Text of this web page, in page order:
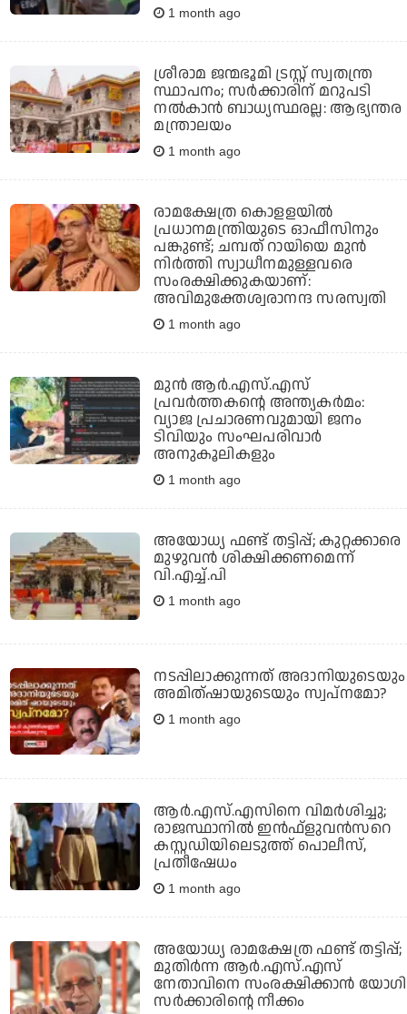
1 month ago
ശ്രീരാമ ജന്മഭൂമി ട്രസ്റ്റ് സ്വതന്ത്ര
സ്ഥാപനം; സര്‍ക്കാരിന് മറുപടി
നല്‍കാന്‍ ബാധ്യസ്ഥരല്ല: ആഭ്യന്തര
മന്ത്രാലയം
1 month ago
രാമക്ഷേത്ര കൊളളയില്‍
പ്രധാനമന്ത്രിയുടെ ഓഫീസിനും
പങ്കുണ്ട്; ചമ്പത് റായിയെ മുന്‍
നിര്‍ത്തി സ്വാധീനമുള്ളവരെ
സംരക്ഷിക്കുകയാണ്:
അവിമുക്തേശ്വരാനന്ദ സരസ്വതി
1 month ago
മുന്‍ ആര്‍.എസ്.എസ്
പ്രവര്‍ത്തകന്റെ അന്ത്യകര്‍മം:
വ്യാജ പ്രചാരണവുമായി ജനം
ടിവിയും സംഘപരിവാര്‍
അനുകൂലികളും
1 month ago
അയോധ്യ ഫണ്ട് തട്ടിപ്പ്; കുറ്റക്കാരെ
മുഴുവന്‍ ശിക്ഷിക്കണമെന്ന്
വി.എച്ച്.പി
1 month ago
നടപ്പിലാക്കുന്നത് അദാനിയുടെയും
അമിത്ഷായുടെയും സ്വപ്നമോ?
1 month ago
ആര്‍.എസ്.എസിനെ വിമര്‍ശിച്ചു;
രാജസ്ഥാനില്‍ ഇന്‍ഫ്‌ളുവന്‍സറെ
കസ്റ്റഡിയിലെടുത്ത് പൊലീസ്,
പ്രതീഷേധം
1 month ago
അയോധ്യ രാമക്ഷേത്ര ഫണ്ട് തട്ടിപ്പ്;
മുതിര്‍ന്ന ആര്‍.എസ്.എസ്
നേതാവിനെ സംരക്ഷിക്കാന്‍ യോഗി
സര്‍ക്കാരിന്റെ നീക്കം